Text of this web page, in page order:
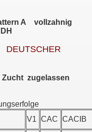
A vollzahnig
DEUTSCHER
zugelassen
V1 CAC CACIB